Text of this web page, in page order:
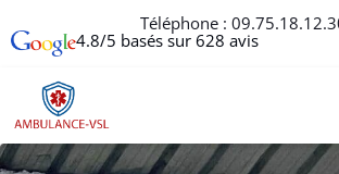
Téléphone :
4.8/5 basés sur 628 avis